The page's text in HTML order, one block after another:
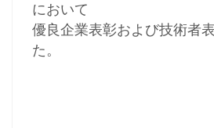
において
優良企業表彰および技術者
た。